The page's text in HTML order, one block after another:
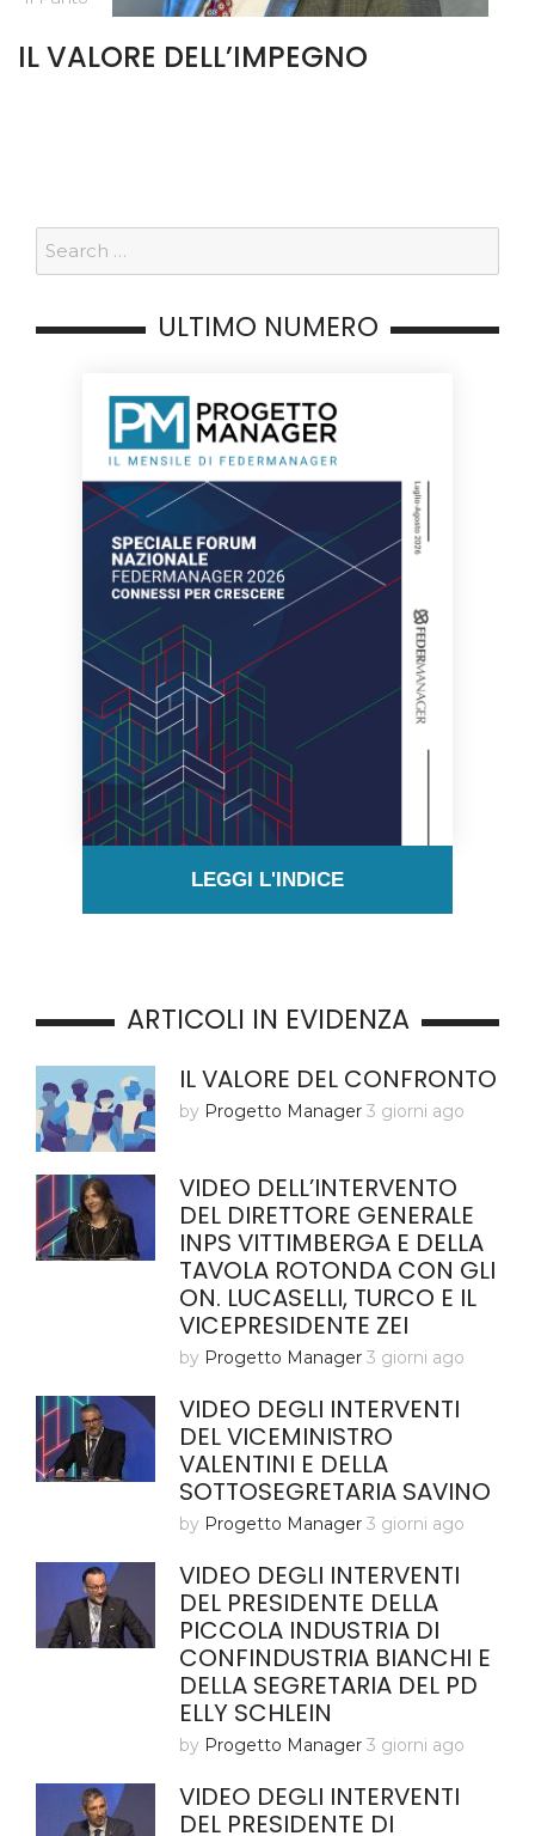
IL VALORE DELL’IMPEGNO
ULTIMO NUMERO
LEGGI L'INDICE
ARTICOLI IN EVIDENZA
IL VALORE DEL CONFRONTO
by Progetto Manager 3 giorni ago
VIDEO DELL’INTERVENTO
DEL DIRETTORE GENERALE
INPS VITTIMBERGA E DELLA
TAVOLA ROTONDA CON GLI
ON. LUCASELLI, TURCO E IL
VICEPRESIDENTE ZEI
by Progetto Manager 3 giorni ago
VIDEO DEGLI INTERVENTI
DEL VICEMINISTRO
VALENTINI E DELLA
SOTTOSEGRETARIA SAVINO
by Progetto Manager 3 giorni ago
VIDEO DEGLI INTERVENTI
DEL PRESIDENTE DELLA
PICCOLA INDUSTRIA DI
CONFINDUSTRIA BIANCHI E
DELLA SEGRETARIA DEL PD
ELLY SCHLEIN
by Progetto Manager 3 giorni ago
VIDEO DEGLI INTERVENTI
DEL PRESIDENTE DI